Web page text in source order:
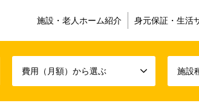
施設・老人ホーム紹介 身元保証・生活
費用（月額）から選ぶ 施設